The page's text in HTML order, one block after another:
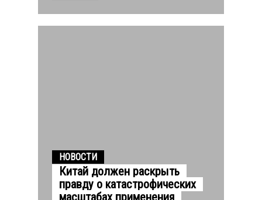
НОВОСТИ
Китай должен раскрыть
правду о катастрофических
масштабах применения